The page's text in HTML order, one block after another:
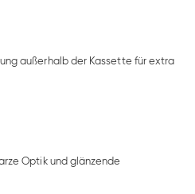
außerhalb der Kassette für extra
Optik und glänzende